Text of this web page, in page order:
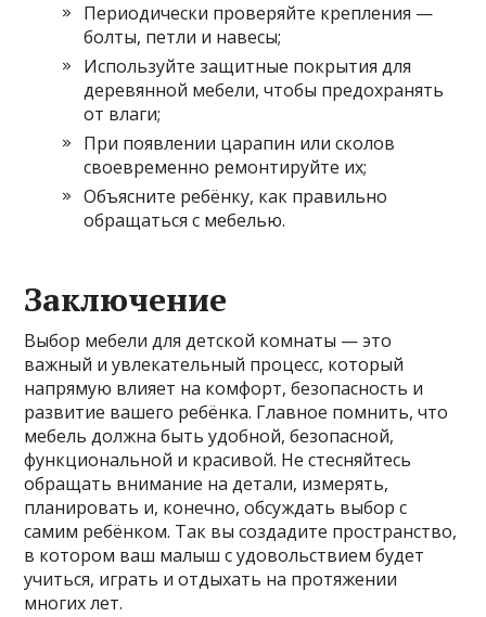
Периодически проверяйте крепления —
болты, петли и навесы;
Используйте защитные покрытия для
деревянной мебели, чтобы предохранять
от влаги;
При появлении царапин или сколов
своевременно ремонтируйте их;
Объясните ребёнку, как правильно
обращаться с мебелью.
Заключение
Выбор мебели для детской комнаты — это
важный и увлекательный процесс, который
напрямую влияет на комфорт, безопасность и
развитие вашего ребёнка. Главное помнить, что
мебель должна быть удобной, безопасной,
функциональной и красивой. Не стесняйтесь
обращать внимание на детали, измерять,
планировать и, конечно, обсуждать выбор с
самим ребёнком. Так вы создадите пространство,
в котором ваш малыш с удовольствием будет
учиться, играть и отдыхать на протяжении
многих лет.